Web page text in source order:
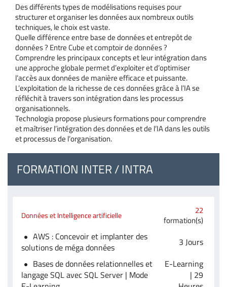
Des différents types de modélisations requises pour
structurer et organiser les données aux nombreux outils
techniques, le choix est vaste.
Quelle différence entre base de données et entrepôt de
données ? Entre Cube et comptoir de données ?
Comprendre les principaux concepts et leur intégration dans
une approche globale permet d’exploiter et d’optimiser
l’accès aux données de manière efficace et puissante.
L’exploitation de la richesse de ces données grâce à l’IA se
réfléchit à travers son intégration dans les processus
organisationnels.
Technologia propose plusieurs formations pour comprendre
et maîtriser l’intégration des données et de l’IA dans les outils
et processus de l’organisation.
FORMATION INTER / INTRA
Données et Intelligence artificielle
22
formation(s)
AWS : Concevoir et implanter des
solutions de méga données
3 Jours
Bases de données relationnelles et
langage SQL avec SQL Server | Mode
E-Learning
| 29